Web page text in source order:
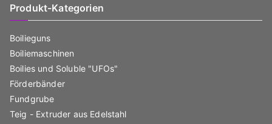
weist
mehrere
Varianten
auf.
Die
können
Produkt-Kategorien
Boilieguns
Boiliemaschinen
Boilies und Soluble "UFOs"
Förderbänder
Fundgrube
Teig - Extruder aus Edelstahl